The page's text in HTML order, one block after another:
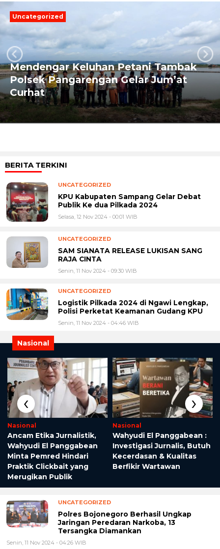
Uncategorized
Mendengar Keluhan Petani Tambak
Polsek Pangarengan Gelar Jum’at
Curhat
Previous Next
BERITA TERKINI
UNCATEGORIZED
KPU Kabupaten Sampang Gelar Debat
Publik Ke dua Pilkada 2024
Selasa, 12 Nov 2024 - 00:01 WIB
UNCATEGORIZED
SAM SIANATA RELEASE LUKISAN SANG
RAJA CINTA
Senin, 11 Nov 2024 - 09:30 WIB
UNCATEGORIZED
Logistik Pilkada 2024 di Ngawi Lengkap,
Polisi Perketat Keamanan Gudang KPU
Senin, 11 Nov 2024 - 04:46 WIB
Nasional
Nasional
Ancam Etika Jurnalistik,
Wahyudi El Panggabean
Minta Pemred Hindari
Praktik Clickbait yang
Merugikan Publik
Nasional
Wahyudi El Panggabean :
Investigasi Jurnalis, Butuh
Kecerdasan & Kualitas
Berfikir Wartawan
‹ ›
UNCATEGORIZED
Polres Bojonegoro Berhasil Ungkap
Jaringan Peredaran Narkoba, 13
Tersangka Diamankan
Senin, 11 Nov 2024 - 04:26 WIB